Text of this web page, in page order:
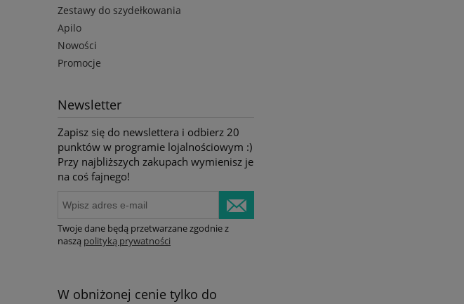
Zestawy do szydełkowania
Apilo
Nowości
Promocje
Newsletter
Zapisz się do newslettera i odbierz 20
punktów w programie lojalnościowym :)
Przy najbliższych zakupach wymienisz je
na coś fajnego!
Twoje dane będą przetwarzane zgodnie z
naszą polityką prywatności
W obniżonej cenie tylko do